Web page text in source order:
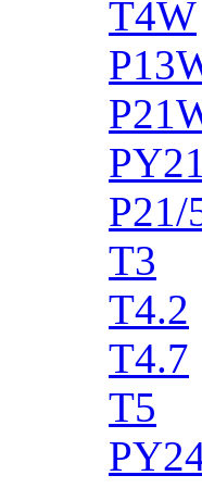
T4W
P21/
T3
T4.2
T4.7
T5